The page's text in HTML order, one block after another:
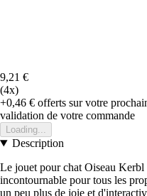
9,21 €
(4x)
+0,46 € offerts sur votre
validation de votre commande
Loading...
Description
Le jouet pour chat Oiseau Kerbl
incontournable pour tous les
un peu plus de joie et